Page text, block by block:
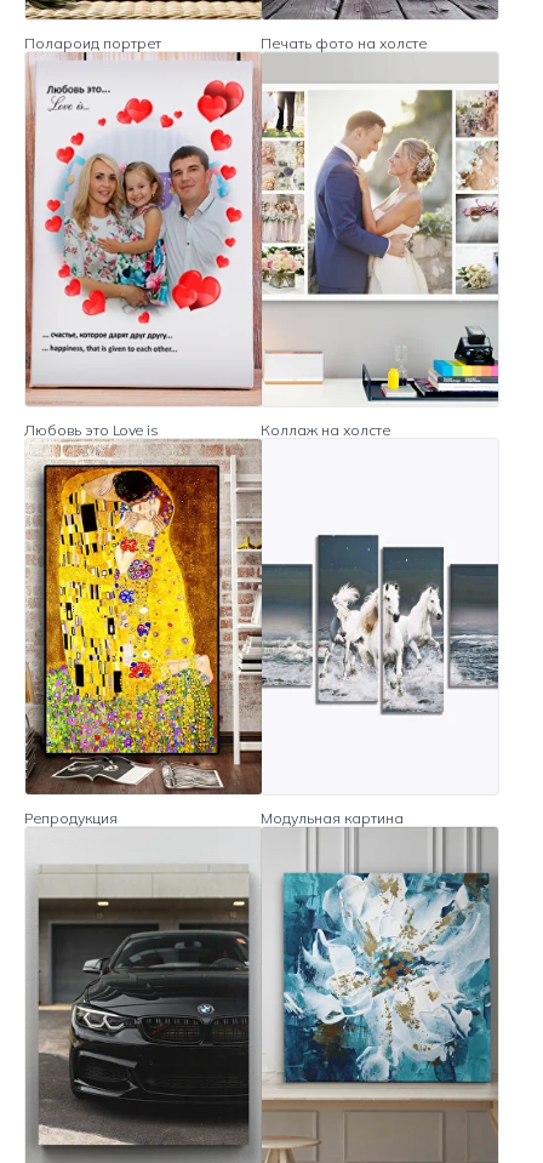
Полароид портрет Печать фото на холсте
Любовь это Love is Коллаж на холсте
Репродукция Модульная картина